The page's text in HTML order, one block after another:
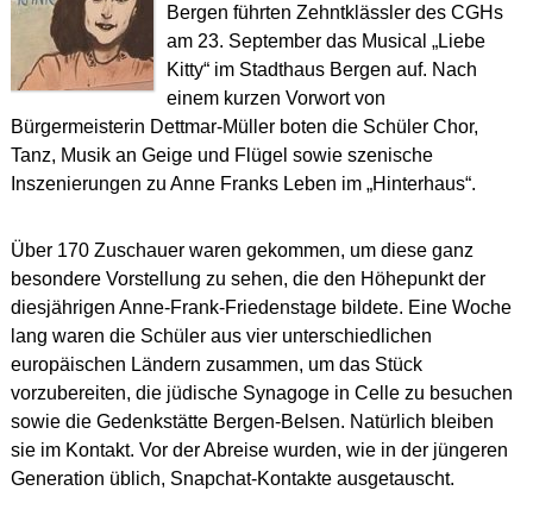
Bergen führten Zehntklässler des CGHs
am 23. September das Musical „Liebe
Kitty“ im Stadthaus Bergen auf. Nach
einem kurzen Vorwort von
Bürgermeisterin Dettmar-Müller boten die Schüler Chor,
Tanz, Musik an Geige und Flügel sowie szenische
Inszenierungen zu Anne Franks Leben im „Hinterhaus“.
Über 170 Zuschauer waren gekommen, um diese ganz
besondere Vorstellung zu sehen, die den Höhepunkt der
diesjährigen Anne-Frank-Friedenstage bildete. Eine Woche
lang waren die Schüler aus vier unterschiedlichen
europäischen Ländern zusammen, um das Stück
vorzubereiten, die jüdische Synagoge in Celle zu besuchen
sowie die Gedenkstätte Bergen-Belsen. Natürlich bleiben
sie im Kontakt. Vor der Abreise wurden, wie in der jüngeren
Generation üblich, Snapchat-Kontakte ausgetauscht.